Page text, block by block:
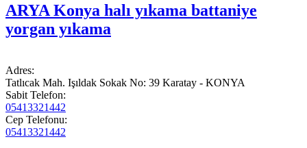
ARYA Konya halı yıkama battaniye
yorgan yıkama
Adres:
Tatlıcak Mah. Işıldak Sokak No: 39 Karatay - KONYA
Sabit Telefon:
05413321442
Cep Telefonu:
05413321442